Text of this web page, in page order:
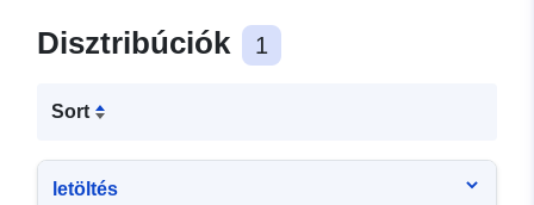
Disztribúciók 1
Sort
letöltés